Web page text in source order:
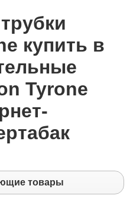
купить в
Tyrone
товары